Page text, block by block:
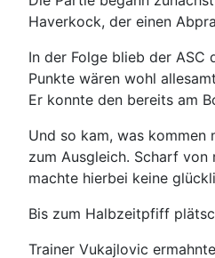
Haverkock, der einen
In der Folge blieb der ASC
Punkte wären wohl
Er konnte den bereits am
Und so kam, was kommen
zum Ausgleich. Scharf von
machte hierbei keine
Bis zum Halbzeitpfiff
Trainer Vukajlovic